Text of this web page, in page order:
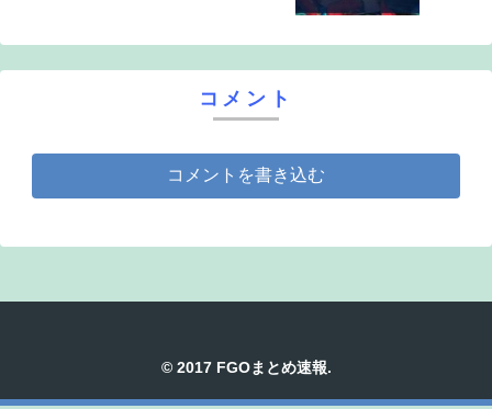
コメント
コメントを書き込む
© 2017 FGOまとめ速報.